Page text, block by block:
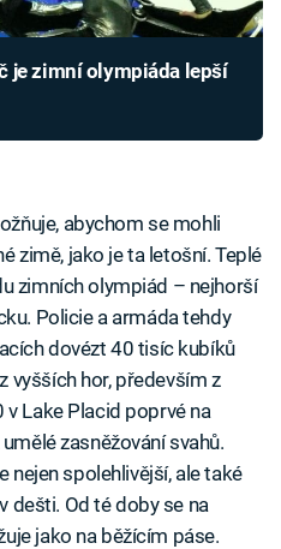
je zimní olympiáda lepší
abychom se mohli
zimě, jako je ta letošní. Teplé
zimních olympiád – nejhorší
Policie a armáda tehdy
dovézt 40 tisíc kubíků
vyšších hor, především z
Lake Placid poprvé na
zasněžování svahů.
nejen spolehlivější, ale také
dešti. Od té doby se na
jako na běžícím páse.